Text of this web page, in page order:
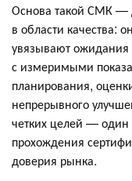
Основа такой СМК —
в области качества:
увязывают ожидания
с измеримыми
планирования,
непрерывного
четких целей — один
прохождения
доверия рынка.